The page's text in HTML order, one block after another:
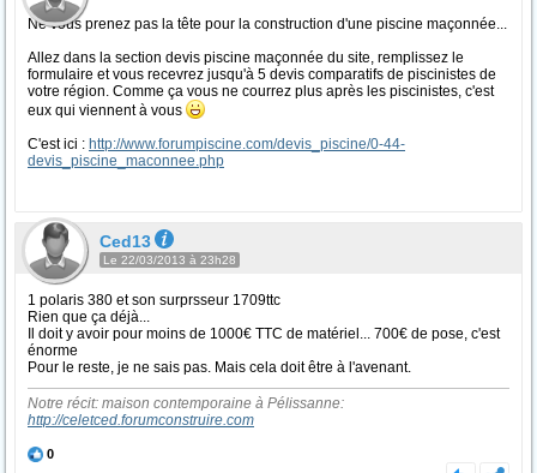
Ne vous prenez pas la tête pour la construction d'une piscine maçonnée...
Allez dans la section devis piscine maçonnée du site, remplissez le
formulaire et vous recevrez jusqu'à 5 devis comparatifs de piscinistes de
votre région. Comme ça vous ne courrez plus après les piscinistes, c'est
eux qui viennent à vous
C'est ici : http://www.forumpiscine.com/devis_piscine/0-44-
devis_piscine_maconnee.php
Ced13
Le 22/03/2013 à 23h28
1 polaris 380 et son surprsseur 1709ttc
Rien que ça déjà...
Il doit y avoir pour moins de 1000€ TTC de matériel... 700€ de pose, c'est
énorme
Pour le reste, je ne sais pas. Mais cela doit être à l'avenant.
Notre récit: maison contemporaine à Pélissanne:
http://celetced.forumconstruire.com
0